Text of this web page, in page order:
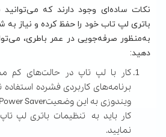
نکات ساده‌ای وجود دارند که می‌توانید
باتری لپ تاب خود را حفظ کرده و نیاز به
به‌منظور صرفه‌جویی در عمر باطری،
دهید:
کار با لپ تاپ در حالت‌های کم
برنامه‌های کاربردی فشرده
نمایید.